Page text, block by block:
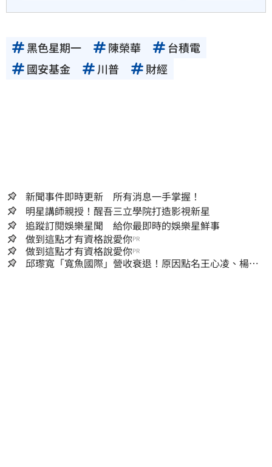
黑色星期一 陳榮華
台積電
國安基金
川普 財經
新聞事件即時更新 所有消息一手掌握！
明星講師親授！醒吾三立學院打造影視新星
追蹤訂閱娛樂星聞 給你最即時的娛樂星鮮事
做到這點才有資格說愛你PR
做到這點才有資格說愛你PR
邱瓈寬「寬魚國際」營收衰退！原因點名王心凌、楊丞